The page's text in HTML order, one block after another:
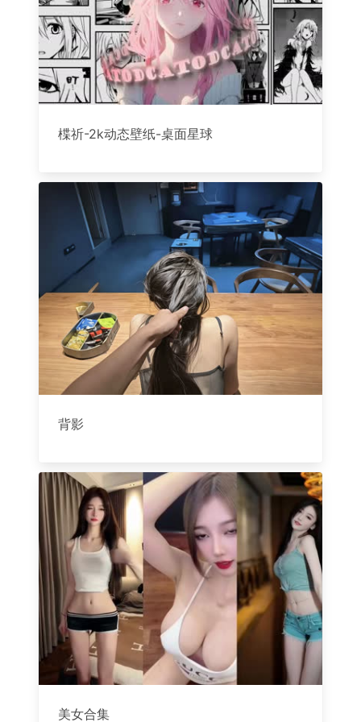
楪祈-2k动态壁纸-桌面星球
背影
美女合集